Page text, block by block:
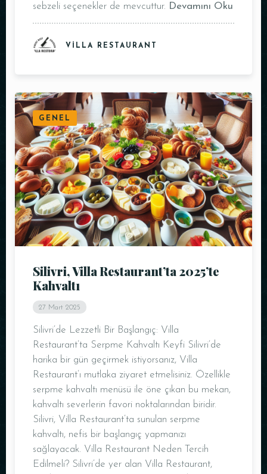
sebzeli seçenekler de mevcuttur. Devamını Oku
VILLA RESTAURANT
GENEL
Silivri, Villa Restaurant’ta 2025’te
Kahvaltı
27 Mart 2025
Silivri’de Lezzetli Bir Başlangıç: Villa
Restaurant’ta Serpme Kahvaltı Keyfi Silivri’de
harika bir gün geçirmek istiyorsanız, Villa
Restaurant’ı mutlaka ziyaret etmelisiniz. Özellikle
serpme kahvaltı menüsü ile öne çıkan bu mekan,
kahvaltı severlerin favori noktalarından biridir.
Silivri, Villa Restaurant’ta sunulan serpme
kahvaltı, nefis bir başlangıç yapmanızı
sağlayacak. Villa Restaurant Neden Tercih
Edilmeli? Silivri’de yer alan Villa Restaurant,